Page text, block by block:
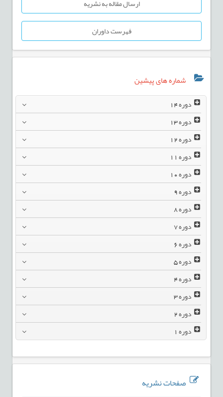
ارسال مقاله به نشریه
فهرست داوران
شماره های پیشین
دوره14
دوره13
دوره12
دوره11
دوره10
دوره9
دوره8
دوره7
دوره6
دوره5
دوره4
دوره3
دوره2
دوره1
صفحات نشریه